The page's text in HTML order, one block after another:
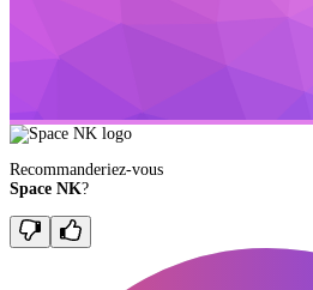
Recommanderiez-vous
Space NK?